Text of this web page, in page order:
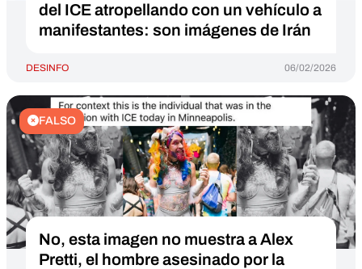
del ICE atropellando con un vehículo a
manifestantes: son imágenes de Irán
DESINFO 06/02/2026
FALSO
No, esta imagen no muestra a Alex
Pretti, el hombre asesinado por la